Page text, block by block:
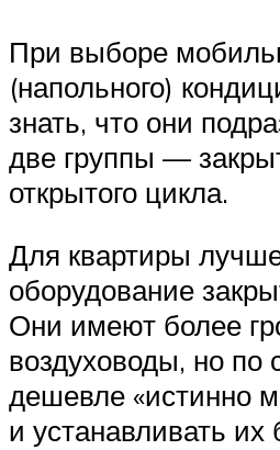
При выборе
(напольного)
знать, что они
две группы —
открытого цикла.
Для квартиры
оборудование
Они имеют более
воздуховоды, но по
дешевле «истинно
и устанавливать их